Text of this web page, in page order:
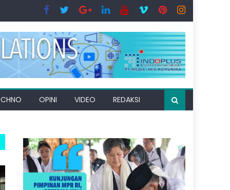
OPINI VIDEO REDAKSI